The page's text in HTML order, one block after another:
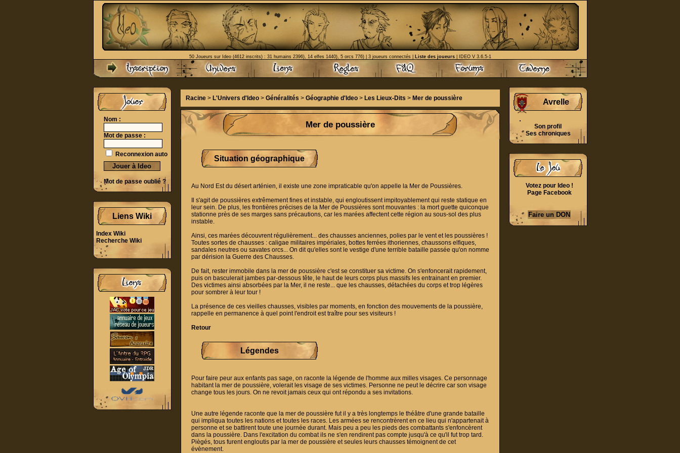
50 Joueurs sur Ideo (4612 inscrits) : 31 humains 2396), 14 elfes 1440), 5 orcs 776) | 3 joueurs connectés | Liste des joueurs| IDEO V 3.6.5-1
Nom :
Mot de passe :
Reconnexion auto
Mot de passe oublié ?
Liens Wiki
Index Wiki
Recherche Wiki
Racine> L'Univers d'Ideo> Généralités > Géographie d'Ideo> Les Lieux-Dits > Mer de poussière
Mer de poussière
Situation géographique
Au Nord Est du désert arténien, il existe une zone impraticable qu'on appelle la Mer de Poussières.
Il s'agit de poussières extrêmement fines et instable, qui engloutissent impitoyablement qui reste statique en
leur sein. De plus, les frontières précises de la Mer de Poussières sont mouvantes : la mort guette quiconque
stationne près de ses marges sans précautions, car les marées affectent cette région au sous-sol des plus
instable.
Ainsi, ces marées découvrent régulièrement... des chausses anciennes, polies par le vent et les poussières !
Toutes sortes de chausses : caligae militaires impériales, bottes ferrées ithoriennes, chaussons elfiques,
sandales neutres ou savates orcs... On dit qu'elles sont le vestige d'une terrible bataille passée qu'on nomme
par dérision la Guerre des Chausses.
De fait, rester immobile dans la mer de poussière c'est se constituer sa victime. On s'enfoncerait rapidement,
puis on basculerait jambes par-dessous tête, le haut de leurs corps plus massifs les entrainant en premier.
Des victimes ainsi absorbées par la Mer, il ne reste... que les chausses, détachées du corps et trop légères
pour sombrer à leur tour !
La présence de ces vieilles chausses, visibles par moments, en fonction des mouvements de la poussière,
rappelle en permanence à quel point l'endroit est traître pour ses visiteurs !
Retour
Légendes
Pour faire peur aux enfants pas sage, on raconte la légende de l'homme aux milles visages. Ce personnage
habitant la mer de poussière, volerait les visage de ses victimes. Personne ne peut le décrire car son visage
change tous les jours. On ne revoit jamais ceux qui ont répondu a ses invitations.
Une autre légende raconte que la mer de poussière fut il y a très longtemps le théâtre d'une grande bataille
qui impliqua toutes les nations et toutes les races. Les armées se rencontrèrent en ce lieu qui n'appartenait à
personne et se battirent toute une journée durant. Mais peu a peu les pieds des combattants s'enfoncèrent
dans la poussière. Dans l'excitation du combat ils ne s'en rendirent pas compte jusqu'à ce qu'il fut trop tard.
Piègés, tous furent engloutis par la mer de poussière et seules leurs chausses témoignent de cet
évènement.
Avrelle
Son profil
Ses chroniques
Votez pour Ideo !
Page Facebook